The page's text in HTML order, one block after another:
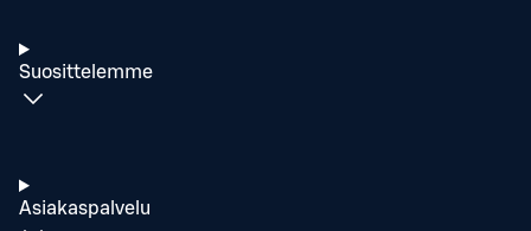
Suosittelemme
Asiakaspalvelu